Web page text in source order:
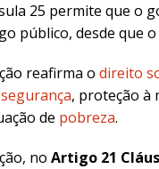
25 permite que o
público, desde que
reafirma o direito
segurança, proteção à
de pobreza.
no Artigo 21